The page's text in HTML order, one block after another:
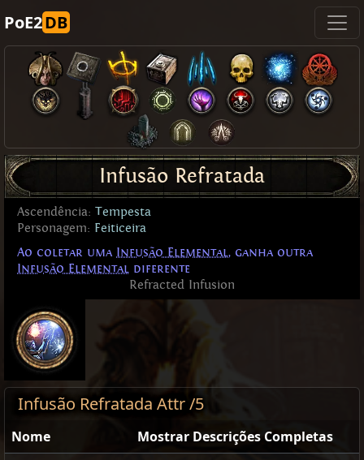
PoE2DB
Infusão Refratada
Ascendência: Tempesta
Personagem: Feiticeira
Ao coletar uma Infusão Elemental, ganha outra
Infusão Elemental diferente
Refracted Infusion
Infusão Refratada Attr /5
Nome
Mostrar Descrições Completas